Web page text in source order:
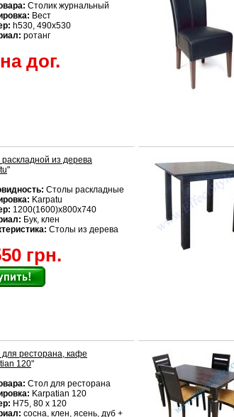
Столик журнальный
Вест
h530, 490x530
ротанг
дог.
из дерева
"
Столы раскладные
Karpatu
1200(1600)x800x740
Бук, клен
Столы из дерева
грн.
ресторана, кафе
120"
Стол для ресторана
Karpatian 120
Н75, 80 х 120
сосна, клен, ясень, дуб +